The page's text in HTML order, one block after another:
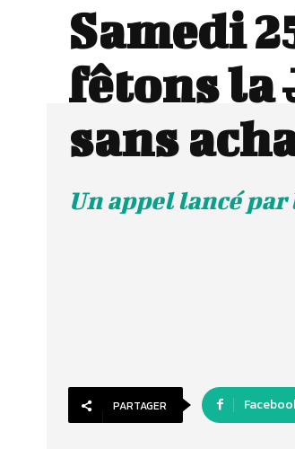
Samedi
fêtons la
sans
Un appel lancé par
PARTAGER